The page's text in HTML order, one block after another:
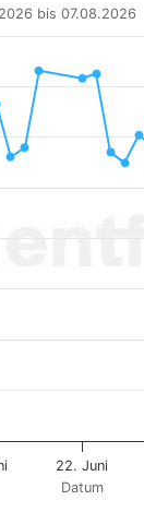
to 2026-08-06
Datum
bis 07.08.2026
22. Juni